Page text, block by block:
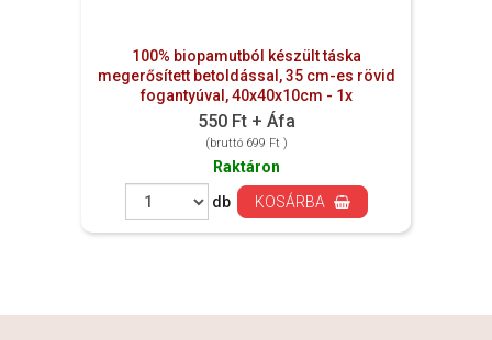
100% biopamutból készült táska
megerősített betoldással, 35 cm-es rövid
fogantyúval, 40x40x10cm - 1x
550 Ft + Áfa
(bruttó 699 Ft )
Raktáron
db
KOSÁRBA